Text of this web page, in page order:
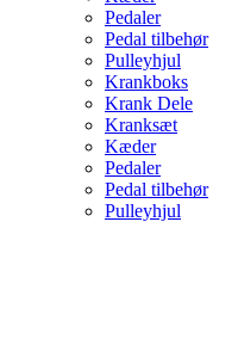
Pedaler
Pedal tilbehør
Pulleyhjul
Krankboks
Krank Dele
Kranksæt
Kæder
Pedaler
Pedal tilbehør
Pulleyhjul